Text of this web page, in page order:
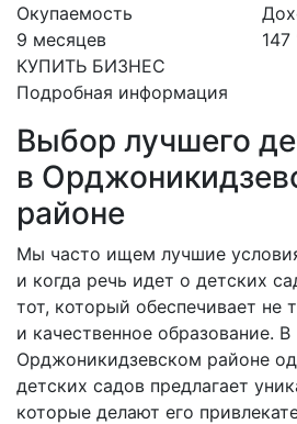
Окупаемость
9 месяцев
КУПИТЬ БИЗНЕС
147
Подробная информация
Выбор лучшего
в
районе
Мы часто ищем лучшие
и когда речь идет о детских
тот, который обеспечивает не
и качественное образование. В
Орджоникидзевском районе
детских садов предлагает
которые делают его